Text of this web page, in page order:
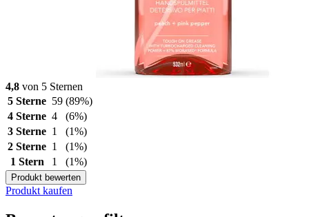
4,8 von 5 Sternen
5 Sterne 59 (89%)
4 Sterne 4
(6%)
3 Sterne 1
(1%)
2 Sterne 1
(1%)
1 Stern
1 (1%)
Produkt bewerten
Produkt kaufen